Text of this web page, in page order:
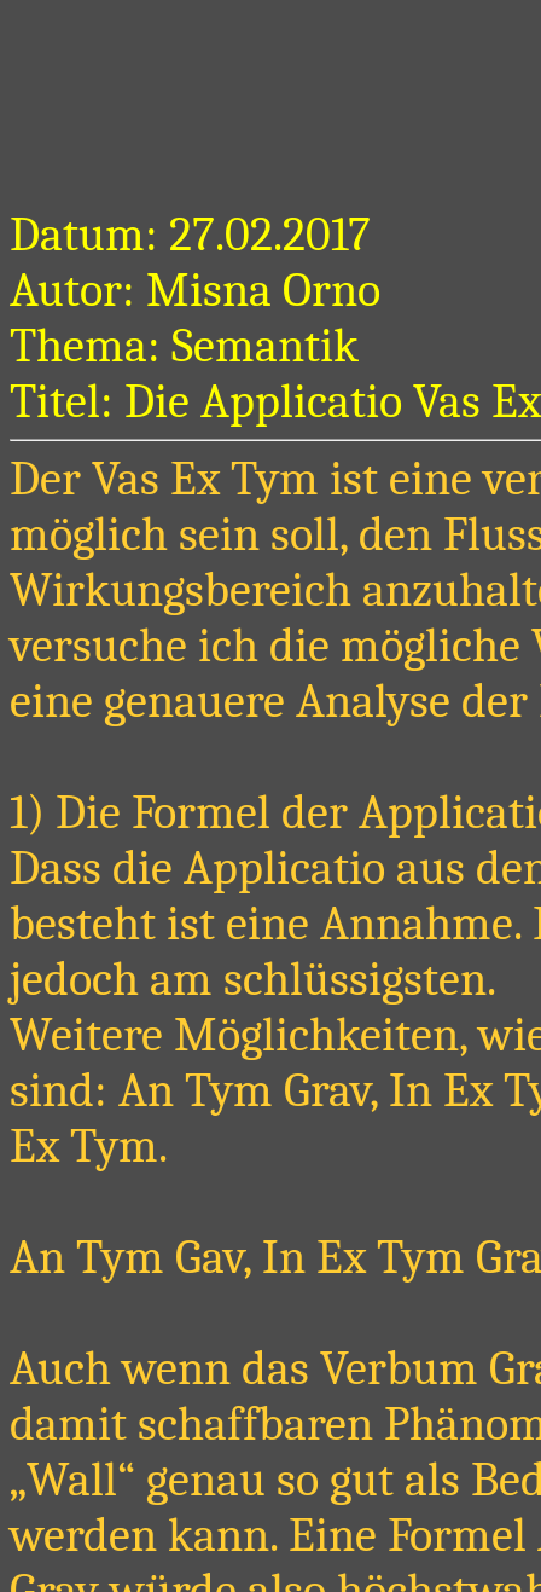
Datum: 27.02.2017
Autor: Misna Orno
Thema: Semantik
Titel: Die Applicatio Vas
Der Vas Ex Tym ist eine
möglich sein soll, den
Wirkungsbereich
versuche ich die
eine genauere Analyse
1) Die Formel der
Dass die Applicatio aus
besteht ist eine
jedoch am schlüssigsten.
Weitere Möglichkeiten,
sind: An Tym Grav, In Ex
Ex Tym.
An Tym Gav, In Ex Tym
Auch wenn das Verbum
damit schaffbaren
„Wall“ genau so gut als
werden kann. Eine